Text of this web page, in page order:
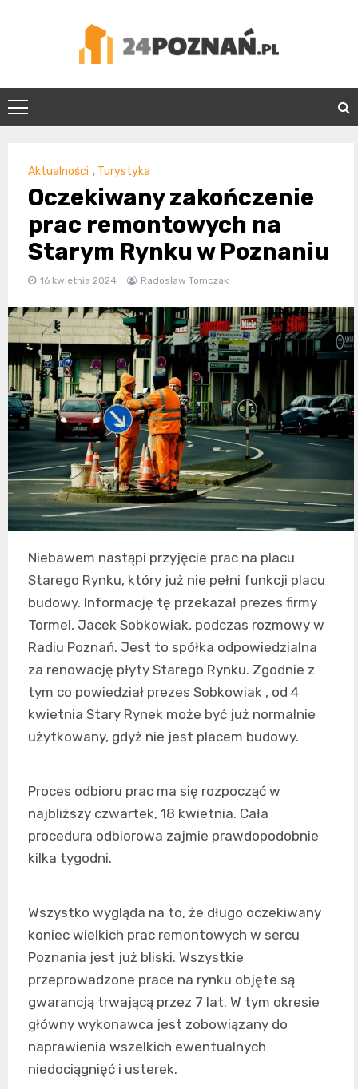
24Poznań.pl
Aktualności , Turystyka
Oczekiwany zakończenie
prac remontowych na
Starym Rynku w Poznaniu
16 kwietnia 2024 Radosław Tomczak
Niebawem nastąpi przyjęcie prac na placu
Starego Rynku, który już nie pełni funkcji placu
budowy. Informację tę przekazał prezes firmy
Tormel, Jacek Sobkowiak, podczas rozmowy w
Radiu Poznań. Jest to spółka odpowiedzialna
za renowację płyty Starego Rynku. Zgodnie z
tym co powiedział prezes Sobkowiak , od 4
kwietnia Stary Rynek może być już normalnie
użytkowany, gdyż nie jest placem budowy.
Proces odbioru prac ma się rozpocząć w
najbliższy czwartek, 18 kwietnia. Cała
procedura odbiorowa zajmie prawdopodobnie
kilka tygodni.
Wszystko wygląda na to, że długo oczekiwany
koniec wielkich prac remontowych w sercu
Poznania jest już bliski. Wszystkie
przeprowadzone prace na rynku objęte są
gwarancją trwającą przez 7 lat. W tym okresie
główny wykonawca jest zobowiązany do
naprawienia wszelkich ewentualnych
niedociągnięć i usterek.